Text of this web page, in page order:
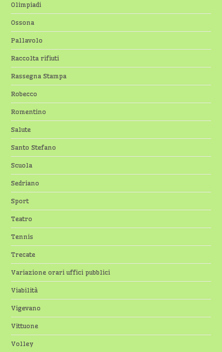
Olimpiadi
Ossona
Pallavolo
Raccolta rifiuti
Rassegna Stampa
Robecco
Romentino
Salute
Santo Stefano
Scuola
Sedriano
Sport
Teatro
Tennis
Trecate
Variazione orari uffici pubblici
Viabilità
Vigevano
Vittuone
Volley